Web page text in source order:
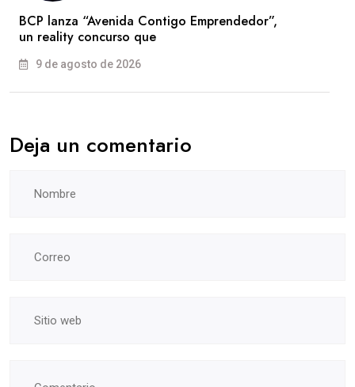
BCP lanza “Avenida Contigo Emprendedor”,
un reality concurso que
9 de agosto de 2026
Deja un comentario